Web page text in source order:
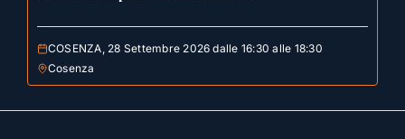
COSENZA, 28 Settembre 2026 dalle 16:30 alle 18:30
Cosenza